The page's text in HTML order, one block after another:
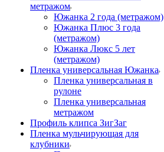
метражом
Южанка 2 года (метражом)
Южанка Плюс 3 года
(метражом)
Южанка Люкс 5 лет
(метражом)
Пленка универсальная Южанка
Пленка универсальная в
рулоне
Пленка универсальная
метражом
Профиль клипса ЗигЗаг
Пленка мульчирующая для
клубники